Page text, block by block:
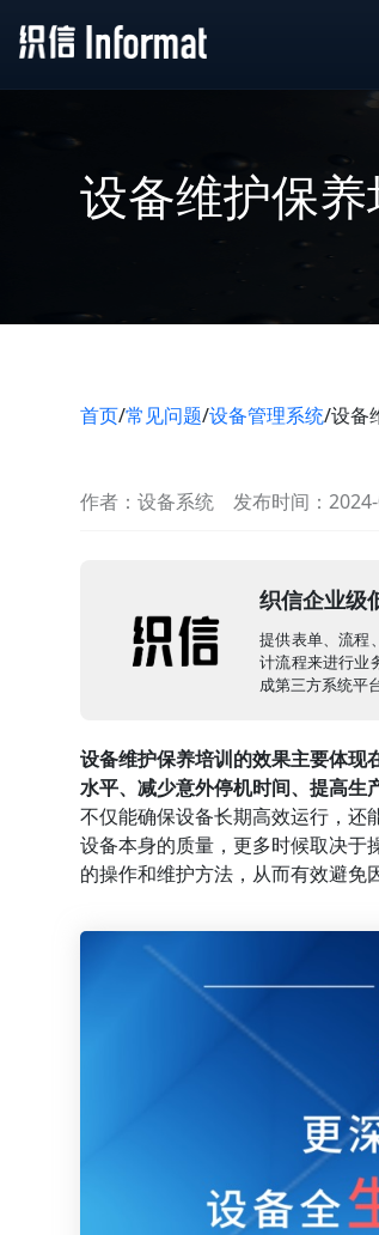
设备维护保
首页/常见问题/设备管理系统/设备
作者：设备系统 发布时间：
织信企业级
提供表单、流程
计流程来进行业
成第三方系统平
设备维护保养培训的效果主要体现
水平、减少意外停机时间、提高生
不仅能确保设备长期高效运行，还
设备本身的质量，更多时候取决于
的操作和维护方法，从而有效避免